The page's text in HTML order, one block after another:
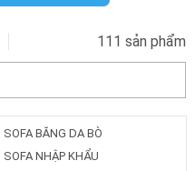
111 sản phẩm
SOFA BĂNG DA BÒ
SOFA NHẬP KHẨU